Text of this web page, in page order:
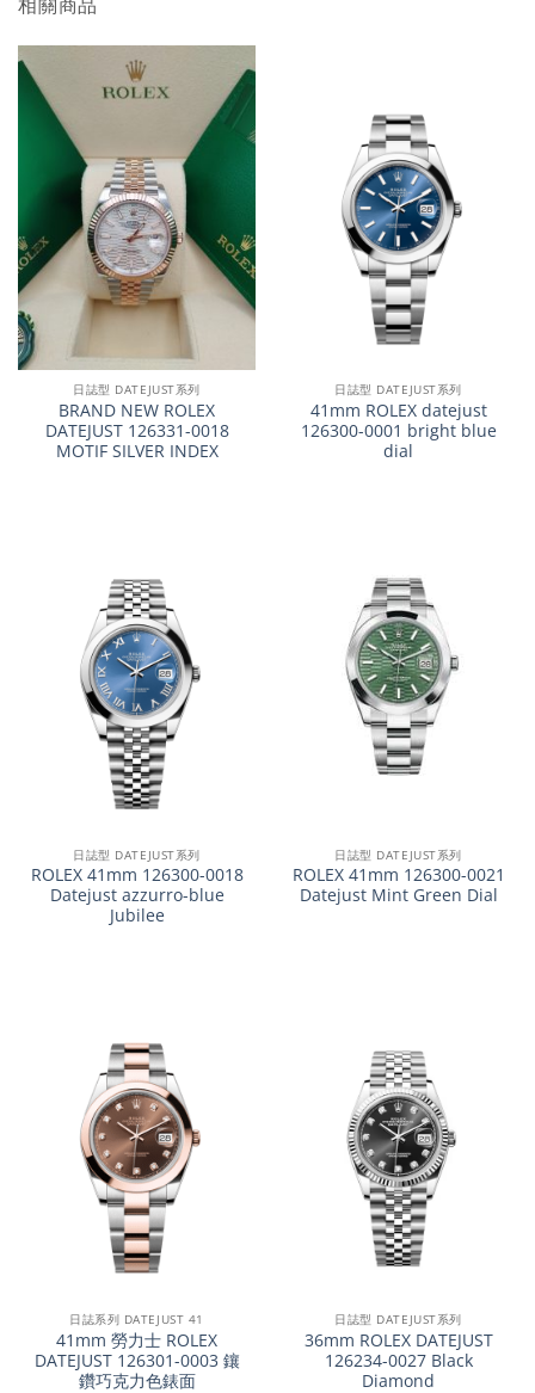
相關商品
日誌型 DATEJUST系列
BRAND NEW ROLEX
DATEJUST 126331-0018
MOTIF SILVER INDEX
日誌型 DATEJUST系列
41mm ROLEX datejust
126300-0001 bright blue
dial
日誌型 DATEJUST系列
ROLEX 41mm 126300-0018
Datejust azzurro-blue
Jubilee
日誌型 DATEJUST系列
ROLEX 41mm 126300-0021
Datejust Mint Green Dial
日誌系列 DATEJUST 41
41mm 勞力士 ROLEX
DATEJUST 126301-0003 鑲
鑽巧克力色錶面
日誌型 DATEJUST系列
36mm ROLEX DATEJUST
126234-0027 Black
Diamond